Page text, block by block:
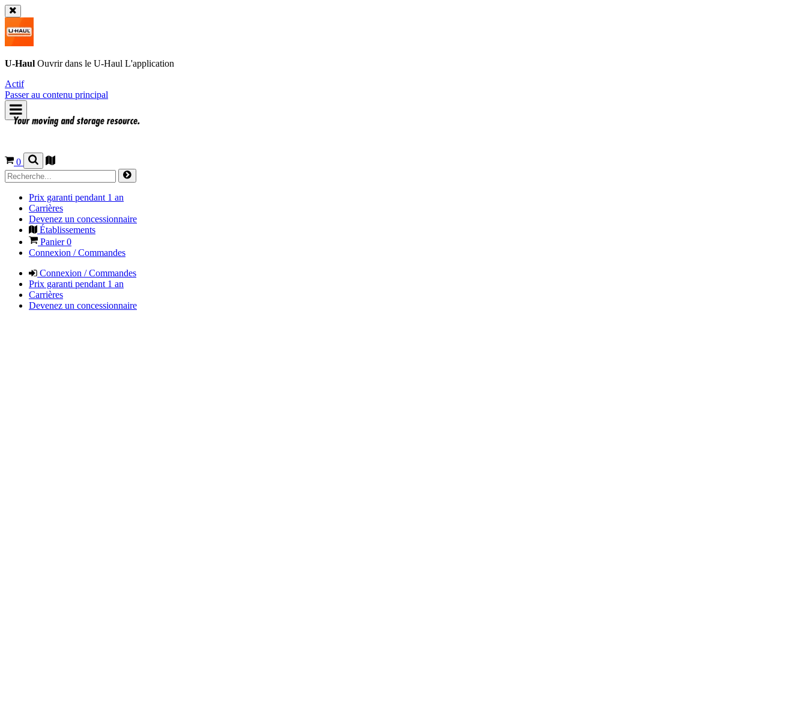
U-Haul Ouvrir dans le U-Haul L'application
Actif
Passer au contenu principal
0
Prix garanti pendant 1 an
Carrières
Devenez un concessionnaire
Établissements
Panier0
Connexion / Commandes
Connexion / Commandes
Prix garanti pendant 1 an
Carrières
Devenez un concessionnaire